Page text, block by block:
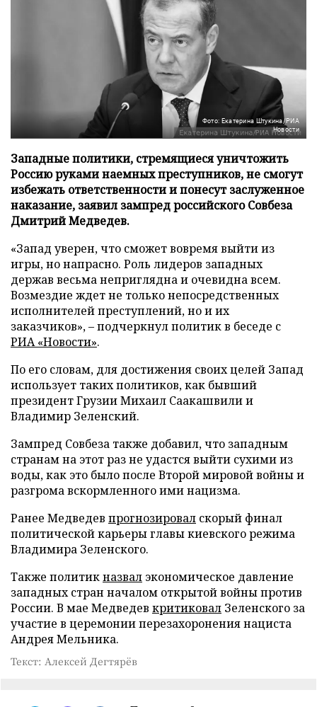
Фото: Екатерина Штукина/РИА
Новости
Западные политики, стремящиеся уничтожить
Россию руками наемных преступников, не смогут
избежать ответственности и понесут заслуженное
наказание, заявил зампред российского Совбеза
Дмитрий Медведев.
«Запад уверен, что сможет вовремя выйти из
игры, но напрасно. Роль лидеров западных
держав весьма неприглядна и очевидна всем.
Возмездие ждет не только непосредственных
исполнителей преступлений, но и их
заказчиков», – подчеркнул политик в беседе с
РИА «Новости».
По его словам, для достижения своих целей Запад
использует таких политиков, как бывший
президент Грузии Михаил Саакашвили и
Владимир Зеленский.
Зампред Совбеза также добавил, что западным
странам на этот раз не удастся выйти сухими из
воды, как это было после Второй мировой войны и
разгрома вскормленного ими нацизма.
Ранее Медведев прогнозировал скорый финал
политической карьеры главы киевского режима
Владимира Зеленского.
Также политикназвал экономическое давление
западных стран началом открытой войны против
России. В мае Медведев критиковал Зеленского за
участие в церемонии перезахоронения нациста
Андрея Мельника.
Текст: Алексей Дегтярёв